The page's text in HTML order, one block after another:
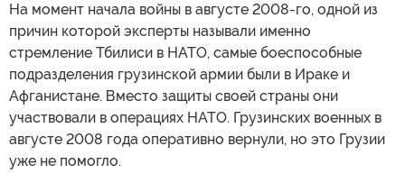
На момент начала войны в августе 2008-го, одной из
причин которой эксперты называли именно
стремление Тбилиси в НАТО, самые боеспособные
подразделения грузинской армии были в Ираке и
Афганистане. Вместо защиты своей страны они
участвовали в операциях НАТО. Грузинских военных в
августе 2008 года оперативно вернули, но это Грузии
уже не помогло.